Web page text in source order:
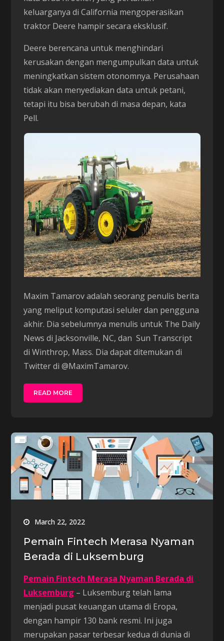
keluarganya di California mengoperasikan
traktor Deere hampir secara eksklusif.
Deere berencana untuk menghindari
kerusakan dengan mengumpulkan data untuk
meningkatkan sistem otonomnya. Perusahaan
tidak akan menyediakan data untuk petani,
tetapi itu bisa berubah di masa depan, kata
Pell.
Maxim Tamarov adalah seorang penulis berita
yang meliput komputasi seluler dan pengguna
akhir. Dia sebelumnya menulis untuk The Daily
News di Jacksonville, NC, dan Sun Transcript
di Winthrop, Mass. Dia dapat ditemukan di
Twitter di @MaximTamarov.
READ MORE
March 22, 2022
Pemain Fintech Merasa Nyaman
Berada di Luksemburg
Pemain Fintech Merasa Nyaman Berada di
Luksemburg – Luksemburg telah lama
menjadi pusat keuangan utama di Eropa,
dengan hampir 130 bank resmi. Ini juga
merupakan pasar terbesar kedua di dunia di